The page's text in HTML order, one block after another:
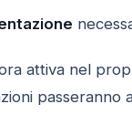
attiva nel
passeranno